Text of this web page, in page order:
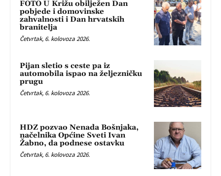
FOTO U Križu obilježen Dan
pobjede i domovinske
zahvalnosti i Dan hrvatskih
branitelja
Četvrtak, 6. kolovoza 2026.
Pijan sletio s ceste pa iz
automobila ispao na željezničku
prugu
Četvrtak, 6. kolovoza 2026.
HDZ pozvao Nenada Bošnjaka,
načelnika Općine Sveti Ivan
Žabno, da podnese ostavku
Četvrtak, 6. kolovoza 2026.